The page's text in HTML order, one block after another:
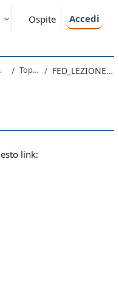
Ospite Accedi
2019 Topic 4 FED_LEZIONE_24.2
link: